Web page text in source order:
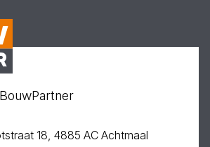
18, 4885 AC Achtmaal